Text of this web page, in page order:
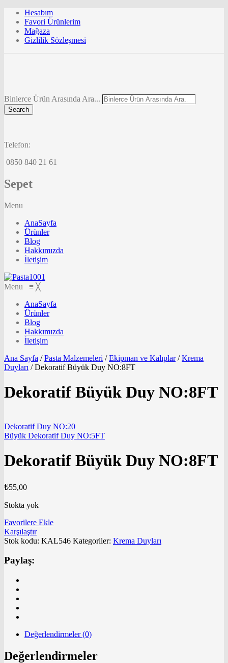
Hesabım
Favori Ürünlerim
Mağaza
Gizlilik Sözleşmesi
Binlerce Ürün Arasında Ara...
Search
Telefon:
0850 840 21 61
Sepet
Menu
AnaSayfa
Ürünler
Blog
Hakkımızda
İletişim
Menu ≡ ╳
AnaSayfa
Ürünler
Blog
Hakkımızda
İletişim
Ana Sayfa / Pasta Malzemeleri / Ekipman ve Kalıplar / Krema
Duyları /Dekoratif Büyük Duy NO:8FT
Dekoratif Büyük Duy NO:8FT
Dekoratif Duy NO:20
Büyük Dekoratif Duy NO:5FT
Dekoratif Büyük Duy NO:8FT
₺55,00
Stokta yok
Favorilere Ekle
Karşılaştır
Stok kodu: KAL546 Kategoriler: Krema Duyları
Paylaş:
Değerlendirmeler (0)
Değerlendirmeler